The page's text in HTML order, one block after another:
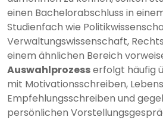
einen Bachelorabschluss in
Studienfach wie
Verwaltungswissenschaft,
einem ähnlichen Bereich
Auswahlprozesserfolgt häufig
mit Motivationsschreiben,
Empfehlungsschreiben und
persönlichen